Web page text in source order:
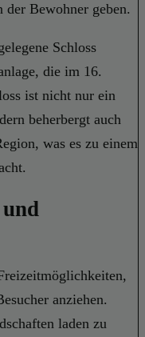
Bewohner geben.
Schloss
die im 16.
ist nicht nur ein
beherbergt auch
was es zu einem
anziehen.
laden zu